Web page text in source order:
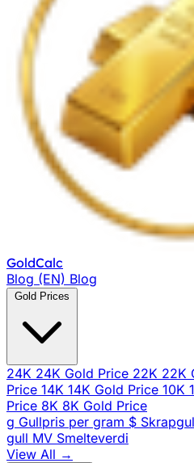
GoldCalc
Blog (EN) Blog
Gold Prices
24K 24K Gold Price 22K 22K
Price 14K 14K Gold Price 10K
Price 8K 8K Gold Price
g Gullpris per gram $
gull MV Smelteverdi
View All →